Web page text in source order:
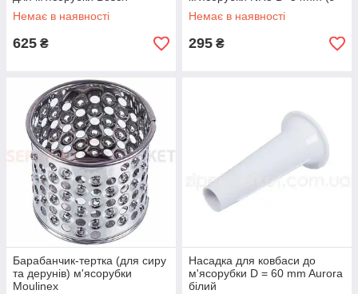
Немає в наявності
625 ₴
пазом) 86.2720 Zelmer
Немає в наявності
295 ₴
Барабанчик-тертка (для сиру
та дерунів) м'ясорубки
Moulinex
Насадка для ковбаси до
м'ясорубки D = 60 mm Aurora
білий